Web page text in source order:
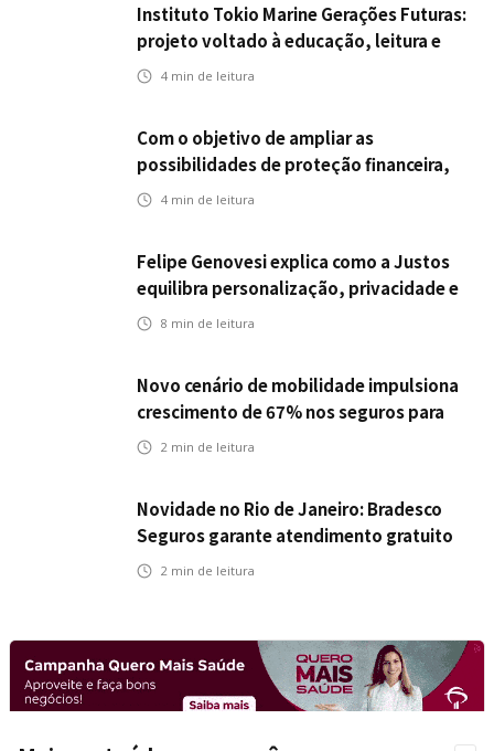
Instituto Tokio Marine Gerações Futuras:
projeto voltado à educação, leitura e
empregabilidade
4 min de leitura
Com o objetivo de ampliar as
possibilidades de proteção financeira,
Icatu Seguros eleva capital segurado
4 min de leitura
Felipe Genovesi explica como a Justos
equilibra personalização, privacidade e
tecnologia
8 min de leitura
Novo cenário de mobilidade impulsiona
crescimento de 67% nos seguros para
veículos elétricos da Bradesco Seguros
2 min de leitura
Novidade no Rio de Janeiro: Bradesco
Seguros garante atendimento gratuito
na Ponte Rio-Niterói
2 min de leitura